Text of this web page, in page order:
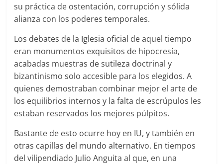
su práctica de ostentación, corrupción y sólida
alianza con los poderes temporales.
Los debates de la Iglesia oficial de aquel tiempo
eran monumentos exquisitos de hipocresía,
acabadas muestras de sutileza doctrinal y
bizantinismo solo accesible para los elegidos. A
quienes demostraban combinar mejor el arte de
los equilibrios internos y la falta de escrúpulos les
estaban reservados los mejores púlpitos.
Bastante de esto ocurre hoy en IU, y también en
otras capillas del mundo alternativo. En tiempos
del vilipendiado Julio Anguita al que, en una